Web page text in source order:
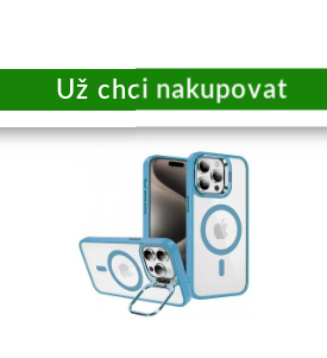
Přidat do košíku